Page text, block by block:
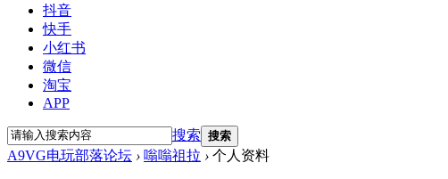
抖音
快手
小红书
微信
淘宝
APP
搜索 搜索
A9VG电玩部落论坛 › 嗡嗡祖拉 › 个人资料